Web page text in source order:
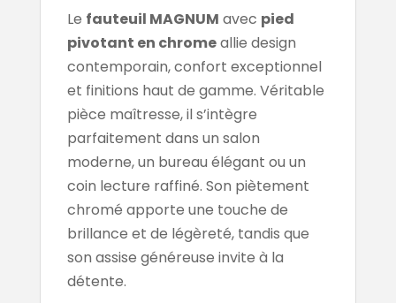
Le fauteuil MAGNUM avec pied
pivotant en chromeallie design
contemporain, confort exceptionnel
et finitions haut de gamme. Véritable
pièce maîtresse, il s’intègre
parfaitement dans un salon
moderne, un bureau élégant ou un
coin lecture raffiné. Son piètement
chromé apporte une touche de
brillance et de légèreté, tandis que
son assise généreuse invite à la
détente.